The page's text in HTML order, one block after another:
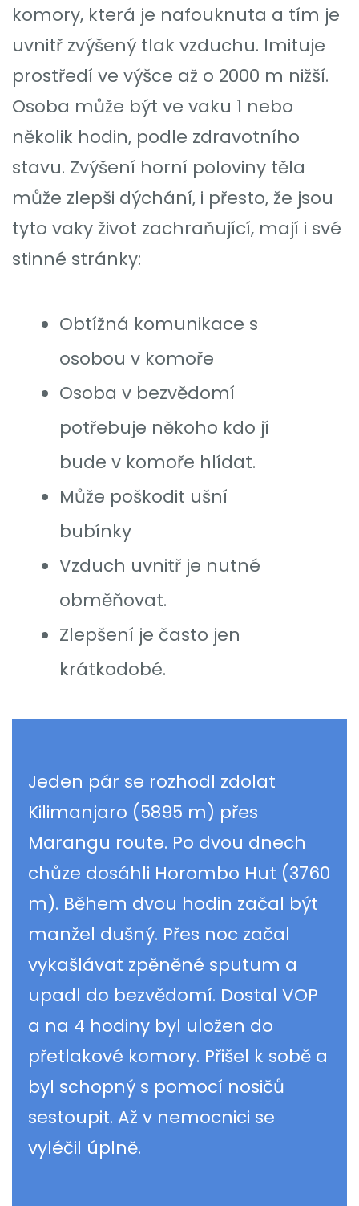
komory, která je nafouknuta a tím je
uvnitř zvýšený tlak vzduchu. Imituje
prostředí ve výšce až o 2000 m nižší.
Osoba může být ve vaku 1 nebo
několik hodin, podle zdravotního
stavu. Zvýšení horní poloviny těla
může zlepši dýchání, i přesto, že jsou
tyto vaky život zachraňující, mají i své
stinné stránky:
Obtížná komunikace s
osobou v komoře
Osoba v bezvědomí
potřebuje někoho kdo jí
bude v komoře hlídat.
Může poškodit ušní
bubínky
Vzduch uvnitř je nutné
obměňovat.
Zlepšení je často jen
krátkodobé.
Jeden pár se rozhodl zdolat
Kilimanjaro (5895 m) přes
Marangu route. Po dvou dnech
chůze dosáhli Horombo Hut (3760
m). Během dvou hodin začal být
manžel dušný. Přes noc začal
vykašlávat zpěněné sputum a
upadl do bezvědomí. Dostal VOP
a na 4 hodiny byl uložen do
přetlakové komory. Přišel k sobě a
byl schopný s pomocí nosičů
sestoupit. Až v nemocnici se
vyléčil úplně.